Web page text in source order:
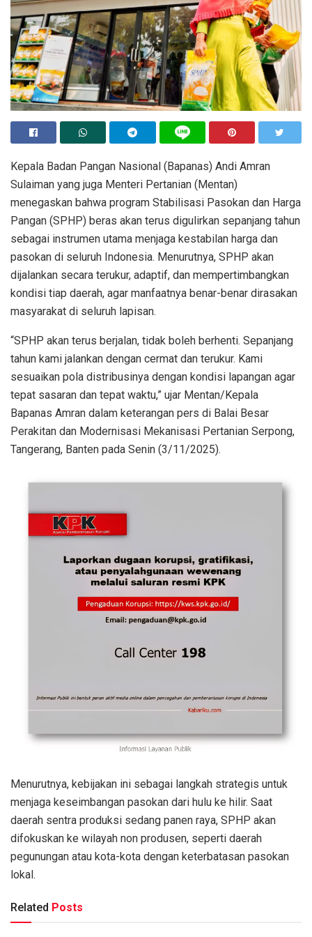
Kepala Badan Pangan Nasional (Bapanas) Andi Amran
Sulaiman yang juga Menteri Pertanian (Mentan)
menegaskan bahwa program Stabilisasi Pasokan dan Harga
Pangan (SPHP) beras akan terus digulirkan sepanjang tahun
sebagai instrumen utama menjaga kestabilan harga dan
pasokan di seluruh Indonesia. Menurutnya, SPHP akan
dijalankan secara terukur, adaptif, dan mempertimbangkan
kondisi tiap daerah, agar manfaatnya benar-benar dirasakan
masyarakat di seluruh lapisan.
“SPHP akan terus berjalan, tidak boleh berhenti. Sepanjang
tahun kami jalankan dengan cermat dan terukur. Kami
sesuaikan pola distribusinya dengan kondisi lapangan agar
tepat sasaran dan tepat waktu,” ujar Mentan/Kepala
Bapanas Amran dalam keterangan pers di Balai Besar
Perakitan dan Modernisasi Mekanisasi Pertanian Serpong,
Tangerang, Banten pada Senin (3/11/2025).
Menurutnya, kebijakan ini sebagai langkah strategis untuk
menjaga keseimbangan pasokan dari hulu ke hilir. Saat
daerah sentra produksi sedang panen raya, SPHP akan
difokuskan ke wilayah non produsen, seperti daerah
pegunungan atau kota-kota dengan keterbatasan pasokan
lokal.
Related Posts